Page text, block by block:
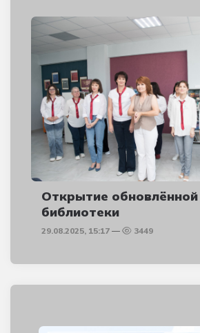
Открытие обновлённой
библиотеки
29.08.2025, 15:17 3449